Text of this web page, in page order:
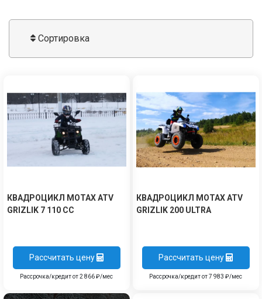
Сортировка
КВАДРОЦИКЛ MOTAX ATV
GRIZLIK 7 110 CC
Рассчитать цену
Рассрочка/кредит от 2 866 ₽/мес
КВАДРОЦИКЛ MOTAX ATV
GRIZLIK 200 ULTRA
Рассчитать цену
Рассрочка/кредит от 7 983 ₽/мес